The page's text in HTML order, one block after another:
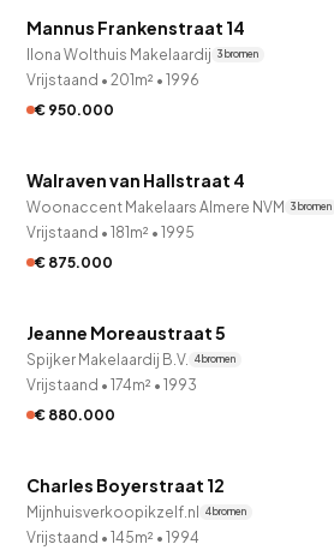
Mannus Frankenstraat 14
Ilona Wolthuis Makelaardij 3 bronnen
Vrijstaand • 201m² • 1996
€ 950.000QUICKLANE™
Walraven van Hallstraat 4
Woonaccent Makelaars Almere NVM 3 bronnen
Vrijstaand • 181m² • 1995
€ 875.000QUICKLANE™
Jeanne Moreaustraat 5
Spijker Makelaardij B.V. 4 bronnen
Vrijstaand • 174m² • 1993
€ 880.000QUICKLANE™
Charles Boyerstraat 12
Mijnhuisverkoopikzelf.nl 4 bronnen
Vrijstaand • 145m² • 1994